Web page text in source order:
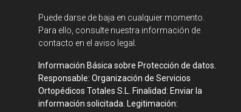
Puede darse de baja en cualquier momento.
Para ello, consulte nuestra información de
contacto en el aviso legal.
Información Básica sobre Protección de datos.
Responsable: Organización de Servicios
Ortopédicos Totales S.L. Finalidad: Enviar la
información solicitada. Legitimación: